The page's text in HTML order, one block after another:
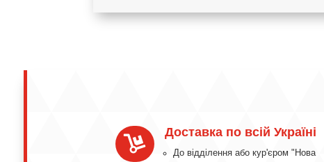

Доставка по всій Україні
До відділення або кур'єром "Нова